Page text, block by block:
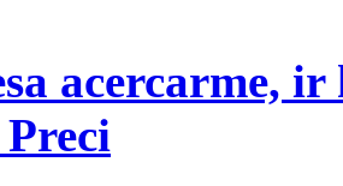
acercarme,